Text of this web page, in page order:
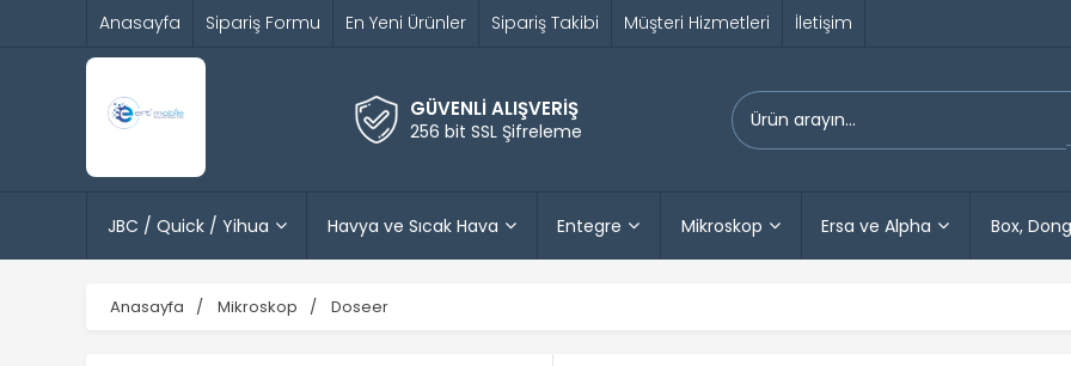
Anasayfa Sipariş Formu En Yeni Ürünler Sipariş Takibi Müşteri Hizmetleri İletişim
GÜVENLİ ALIŞVERİŞ
256 bit SSL Şifreleme
JBC / Quick / Yihua Havya ve Sıcak Hava Entegre Mikroskop Ersa ve Alpha Box,
Anasayfa Mikroskop Doseer